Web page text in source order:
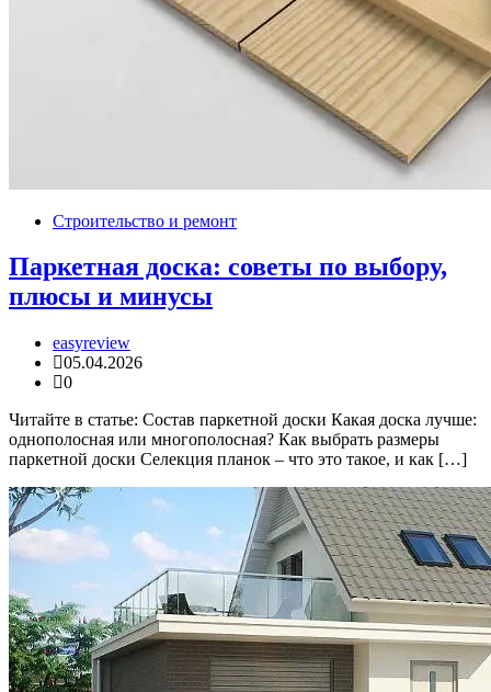
Строительство и ремонт
Паркетная доска: советы по выбору,
плюсы и минусы
easyreview
05.04.2026
0
Читайте в статье: Состав паркетной доски Какая доска лучше:
однополосная или многополосная? Как выбрать размеры
паркетной доски Селекция планок – что это такое, и как […]